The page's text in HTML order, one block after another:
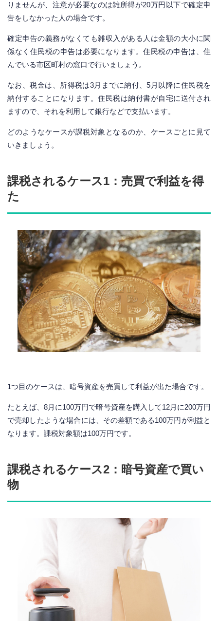
りませんが、注意が必要なのは雑所得が20万円以下で確定申
告をしなかった人の場合です。
確定申告の義務がなくても雑収入がある人は金額の大小に関
係なく住民税の申告は必要になります。住民税の申告は、住
んでいる市区町村の窓口で行いましょう。
なお、税金は、所得税は3月までに納付、5月以降に住民税を
納付することになります。住民税は納付書が自宅に送付され
ますので、それを利用して銀行などで支払います。
どのようなケースが課税対象となるのか、ケースごとに見て
いきましょう。
課税されるケース1：売買で利益を得
た
1つ目のケースは、暗号資産を売買して利益が出た場合です。
たとえば、8月に100万円で暗号資産を購入して12月に200万円
で売却したような場合には、その差額である100万円が利益と
なります。課税対象額は100万円です。
課税されるケース2：暗号資産で買い
物